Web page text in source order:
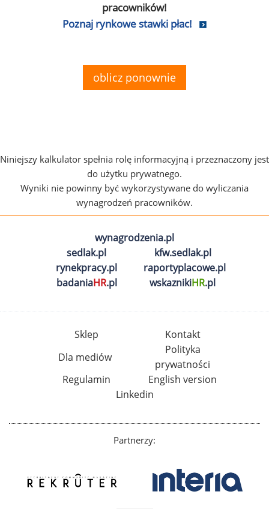
pracowników!
Poznaj rynkowe stawki płac!
oblicz ponownie
Niniejszy kalkulator spełnia rolę informacyjną i przeznaczony jest
do użytku prywatnego.
Wyniki nie powinny być wykorzystywane do wyliczania
wynagrodzeń pracowników.
wynagrodzenia.pl
sedlak.pl
kfw.sedlak.pl
rynekpracy.pl
raportyplacowe.pl
badaniaHR.pl wskaznikiHR.pl
Sklep
Kontakt
Dla mediów
Polityka
prywatności
Regulamin
English version
Linkedin
Partnerzy: